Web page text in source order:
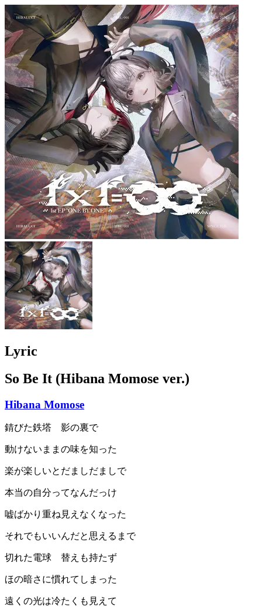
Lyric
So Be It (Hibana Momose ver.)
Hibana Momose
錆びた鉄塔 影の裏で
動けないままの味を知った
楽が楽しいとだましだましで
本当の自分ってなんだっけ
嘘ばかり重ね見えなくなった
それでもいいんだと思えるまで
切れた電球 替えも持たず
ほの暗さに慣れてしまった
遠くの光は冷たくも見えて